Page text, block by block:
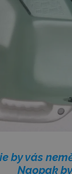
by vás
Naopak